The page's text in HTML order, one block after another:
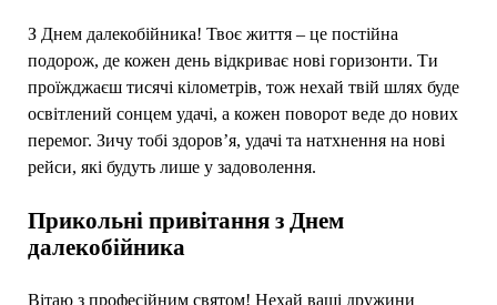
З Днем далекобійника! Твоє життя – це постійна
подорож, де кожен день відкриває нові горизонти. Ти
проїжджаєш тисячі кілометрів, тож нехай твій шлях буде
освітлений сонцем удачі, а кожен поворот веде до нових
перемог. Зичу тобі здоров’я, удачі та натхнення на нові
рейси, які будуть лише у задоволення.
Прикольні привітання з Днем
далекобійника
Вітаю з професійним святом! Нехай ваші дружини